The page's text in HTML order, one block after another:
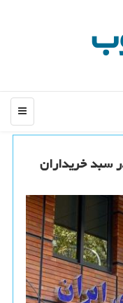
منو
سبد خریداران